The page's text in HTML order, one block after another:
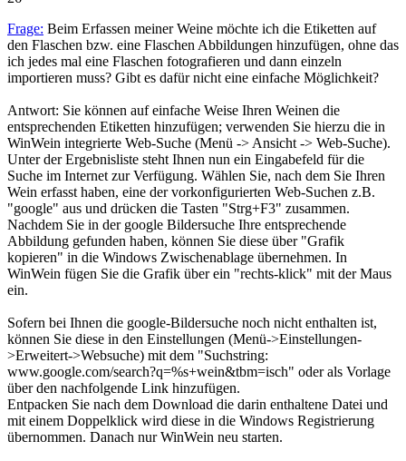
Frage: Beim Erfassen meiner Weine möchte ich die Etiketten auf
den Flaschen bzw. eine Flaschen Abbildungen hinzufügen, ohne das
ich jedes mal eine Flaschen fotografieren und dann einzeln
importieren muss? Gibt es dafür nicht eine einfache Möglichkeit?
Antwort: Sie können auf einfache Weise Ihren Weinen die
entsprechenden Etiketten hinzufügen; verwenden Sie hierzu die in
WinWein integrierte Web-Suche (Menü -> Ansicht -> Web-Suche).
Unter der Ergebnisliste steht Ihnen nun ein Eingabefeld für die
Suche im Internet zur Verfügung. Wählen Sie, nach dem Sie Ihren
Wein erfasst haben, eine der vorkonfigurierten Web-Suchen z.B.
"google" aus und drücken die Tasten "Strg+F3" zusammen.
Nachdem Sie in der google Bildersuche Ihre entsprechende
Abbildung gefunden haben, können Sie diese über "Grafik
kopieren" in die Windows Zwischenablage übernehmen. In
WinWein fügen Sie die Grafik über ein "rechts-klick" mit der Maus
ein.
Sofern bei Ihnen die google-Bildersuche noch nicht enthalten ist,
können Sie diese in den Einstellungen (Menü->Einstellungen-
>Erweitert->Websuche) mit dem "Suchstring:
www.google.com/search?q=%s+wein&tbm=isch" oder als Vorlage
über den nachfolgende Link hinzufügen.
Entpacken Sie nach dem Download die darin enthaltene Datei und
mit einem Doppelklick wird diese in die Windows Registrierung
übernommen. Danach nur WinWein neu starten.